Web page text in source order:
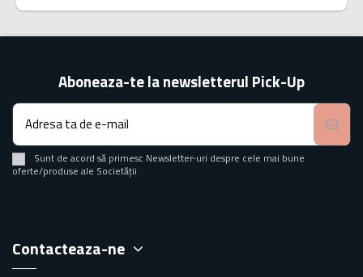
Aboneaza-te la newsletterul Pick-Up
Sunt de acord să primesc Newsletter-uri despre cele mai bune
oferte/produse ale Societății
Contacteaza-ne